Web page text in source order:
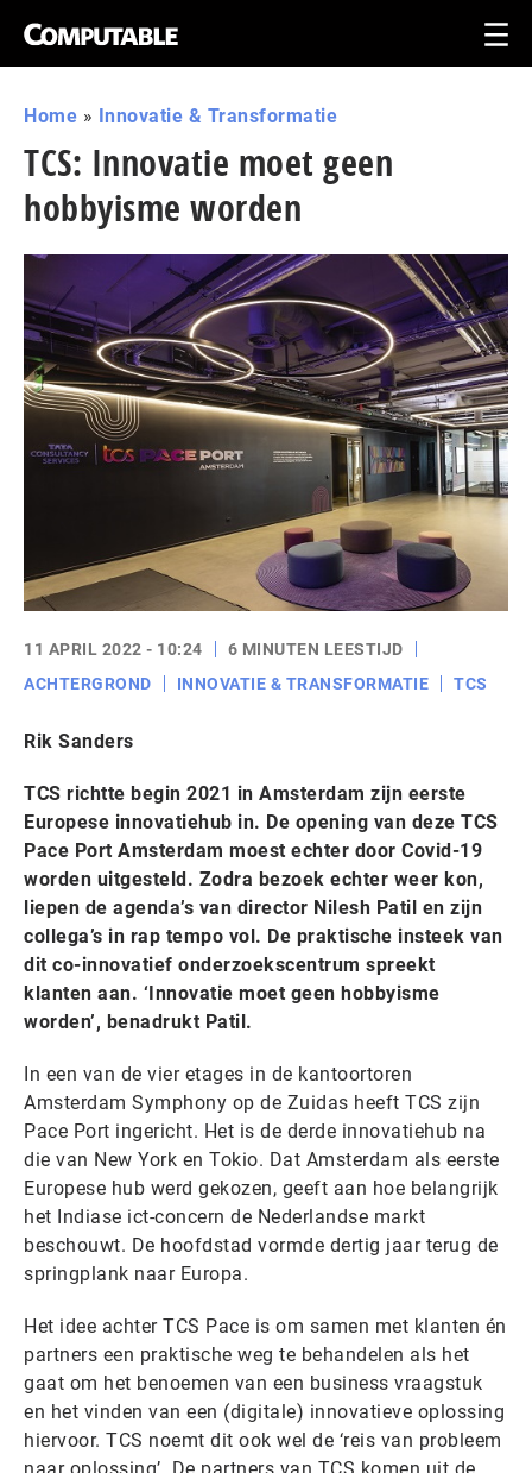
Home » Innovatie & Transformatie
TCS: Innovatie moet geen
hobbyisme worden
11 APRIL 2022 - 10:24
6 MINUTEN LEESTIJD
ACHTERGROND
INNOVATIE & TRANSFORMATIE TCS
Rik Sanders
TCS richtte begin 2021 in Amsterdam zijn eerste
Europese innovatiehub in. De opening van deze TCS
Pace Port Amsterdam moest echter door Covid-19
worden uitgesteld. Zodra bezoek echter weer kon,
liepen de agenda’s van director Nilesh Patil en zijn
collega’s in rap tempo vol. De praktische insteek van
dit co-innovatief onderzoekscentrum spreekt
klanten aan. ‘Innovatie moet geen hobbyisme
worden’, benadrukt Patil.
In een van de vier etages in de kantoortoren
Amsterdam Symphony op de Zuidas heeft TCS zijn
Pace Port ingericht. Het is de derde innovatiehub na
die van New York en Tokio. Dat Amsterdam als eerste
Europese hub werd gekozen, geeft aan hoe belangrijk
het Indiase ict-concern de Nederlandse markt
beschouwt. De hoofdstad vormde dertig jaar terug de
springplank naar Europa.
Het idee achter TCS Pace is om samen met klanten én
partners een praktische weg te behandelen als het
gaat om het benoemen van een business vraagstuk
en het vinden van een (digitale) innovatieve oplossing
hiervoor. TCS noemt dit ook wel de ‘reis van probleem